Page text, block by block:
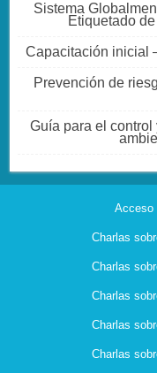
Sistema
Etiquetado
Capacitación inicial
Prevención de
Guía para el
Acceso
Charlas
Charlas
Charlas
Charlas
Charlas